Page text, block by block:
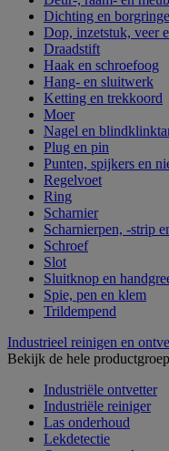
Dichting en
Dop, inzetstuk, veer
Draadstift
Haak en schroefoog
Hang- en sluitwerk
Ketting en trekkoord
Moer
Nagel en
Plug en pin
Punten, spijkers en
Regelvoet
Ring
Scharnier
Scharnierpen, -strip
Schroef
Slot
Sluitknop en
Spie, pen en klem
Trildempend
Industrieel reinigen en
Bekijk de hele productgroep
Industriële ontvetter
Industriële reiniger
Las onderhoud
Lekdetectie